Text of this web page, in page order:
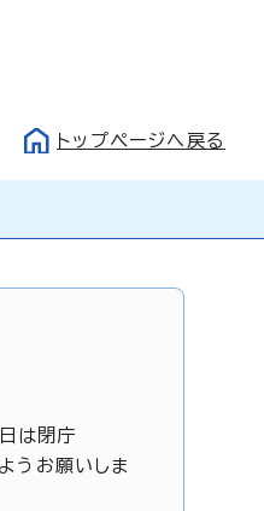
トップページへ戻る
は閉庁
うお願いしま